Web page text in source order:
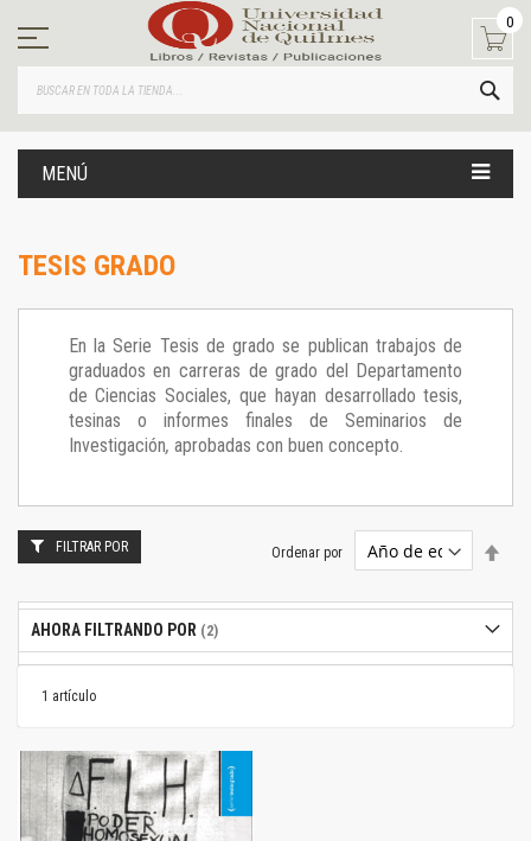
contenido
0
MENÚ
TESIS GRADO
En la Serie Tesis de grado se publican trabajos de
graduados en carreras de grado del Departamento
de Ciencias Sociales, que hayan desarrollado tesis,
tesinas o informes finales de Seminarios de
Investigación, aprobadas con buen concepto.
1 artículo
Ordenar por
FILTRAR POR
AHORA FILTRANDO POR